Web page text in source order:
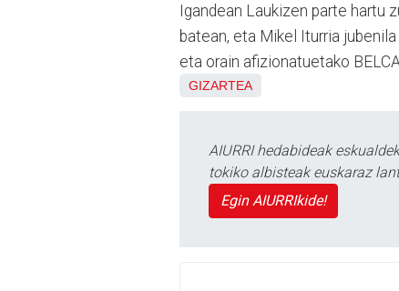
Igandean Laukizen parte hartu
batean, eta Mikel Iturria
eta orain afizionatuetako
GIZARTEA
AIURRI hedabideak
tokiko albisteak euskaraz
Egin AIURRIkide!